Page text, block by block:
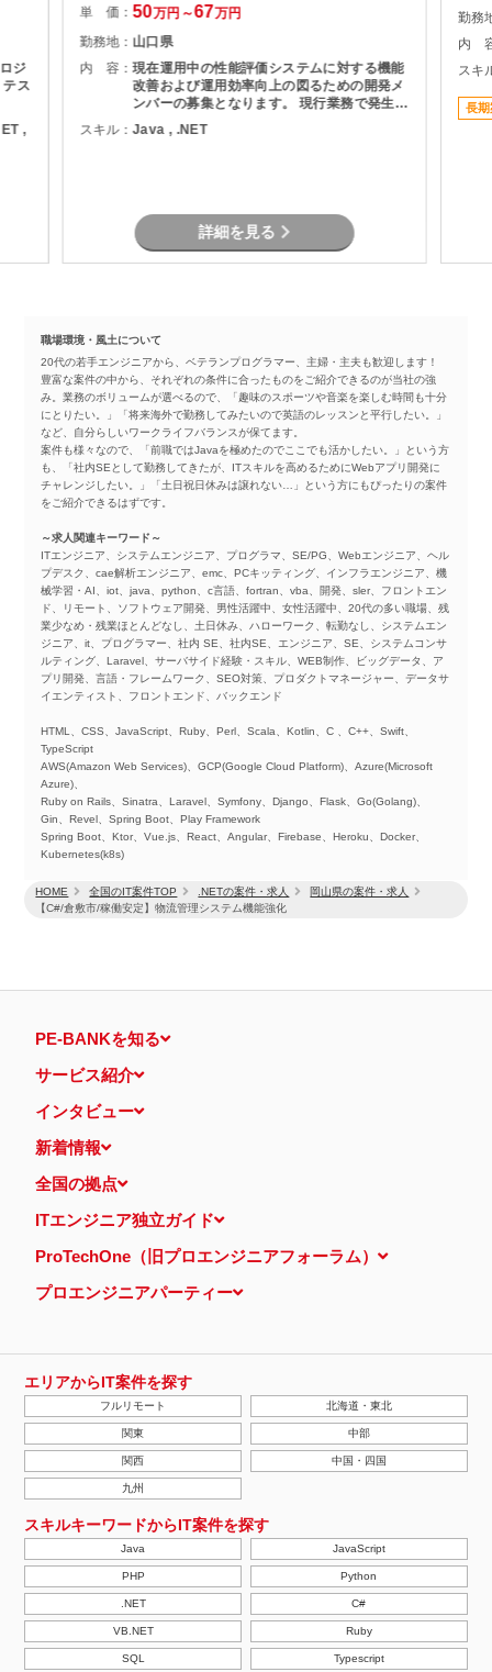
HOME 全国のIT案件TOP .NETの案件・求人
岡山県の案件・求人
【C#/倉敷市/稼働安定】物流管理システム機能強化
ジ
ス
,
単 価：50万円～67万円
勤務地： 山口県
内 容：現在運用中の性能評価システムに対する機能
改善および運用効率向上の図るための開発メ
ンバーの募集となります。 現行業務で発生し
ている課題を整理し、機能追加を実現しま
す。
スキル：Java , .NET
詳細を見る
勤務
内
スキ
長期
職場環境・風土について
20代の若手エンジニアから、ベテランプログラマー、主婦・主夫も歓迎します！
豊富な案件の中から、それぞれの条件に合ったものをご紹介できるのが当社の強
み。業務のボリュームが選べるので、「趣味のスポーツや音楽を楽しむ時間も十分
にとりたい。」「将来海外で勤務してみたいので英語のレッスンと平行したい。」
など、自分らしいワークライフバランスが保てます。
案件も様々なので、「前職ではJavaを極めたのでここでも活かしたい。」という方
も、「社内SEとして勤務してきたが、ITスキルを高めるためにWebアプリ開発に
チャレンジしたい。」「土日祝日休みは譲れない…」という方にもぴったりの案件
をご紹介できるはずです。
～求人関連キーワード～
ITエンジニア、システムエンジニア、プログラマ、SE/PG、Webエンジニア、ヘル
プデスク、cae解析エンジニア、emc、PCキッティング、インフラエンジニア、機
械学習・AI、iot、java、python、c言語、fortran、vba、開発、sler、フロントエン
ド、リモート、ソフトウェア開発、男性活躍中、女性活躍中、20代の多い職場、残
業少なめ・残業ほとんどなし、土日休み、ハローワーク、転勤なし、システムエン
ジニア、it、プログラマー、社内 SE、社内SE、エンジニア、SE、システムコンサ
ルティング、Laravel、サーバサイド経験・スキル、WEB制作、ビッグデータ、ア
プリ開発、言語・フレームワーク、SEO対策、プロダクトマネージャー、データサ
イエンティスト、フロントエンド、バックエンド
HTML、CSS、JavaScript、Ruby、Perl、Scala、Kotlin、C 、C++、Swift、
TypeScript
AWS(Amazon Web Services)、GCP(Google Cloud Platform)、Azure(Microsoft
Azure)、
Ruby on Rails、Sinatra、Laravel、Symfony、Django、Flask、Go(Golang)、
Gin、Revel、Spring Boot、Play Framework
Spring Boot、Ktor、Vue.js、React、Angular、Firebase、Heroku、Docker、
Kubernetes(k8s)
PE-BANKを知る
サービス紹介
インタビュー
新着情報
全国の拠点
ITエンジニア独立ガイド
ProTechOne（旧プロエンジニアフォーラム）
プロエンジニアパーティー
エリアからIT案件を探す
フルリモート 北海道・東北
関東 中部
関西 中国・四国
九州
スキルキーワードからIT案件を探す
Java JavaScript
PHP Python
.NET C#
VB.NET Ruby
SQL Typescript